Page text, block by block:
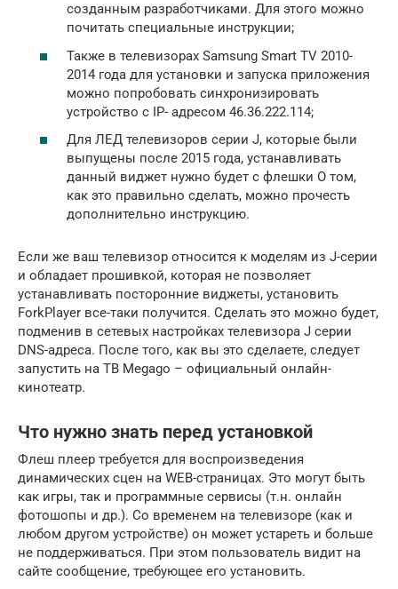
созданным разработчиками. Для этого можно
почитать специальные инструкции;
Также в телевизорах Samsung Smart TV 2010-
2014 года для установки и запуска приложения
можно попробовать синхронизировать
устройство с IP- адресом 46.36.222.114;
Для ЛЕД телевизоров серии J, которые были
выпущены после 2015 года, устанавливать
данный виджет нужно будет с флешки О том,
как это правильно сделать, можно прочесть
дополнительно инструкцию.
Если же ваш телевизор относится к моделям из J-серии
и обладает прошивкой, которая не позволяет
устанавливать посторонние виджеты, установить
ForkPlayer все-таки получится. Сделать это можно будет,
подменив в сетевых настройках телевизора J серии
DNS-адреса. После того, как вы это сделаете, следует
запустить на ТВ Megago – официальный онлайн-
кинотеатр.
Что нужно знать перед установкой
Флеш плеер требуется для воспроизведения
динамических сцен на WEB-страницах. Это могут быть
как игры, так и программные сервисы (т.н. онлайн
фотошопы и др.). Со временем на телевизоре (как и
любом другом устройстве) он может устареть и больше
не поддерживаться. При этом пользователь видит на
сайте сообщение, требующее его установить.